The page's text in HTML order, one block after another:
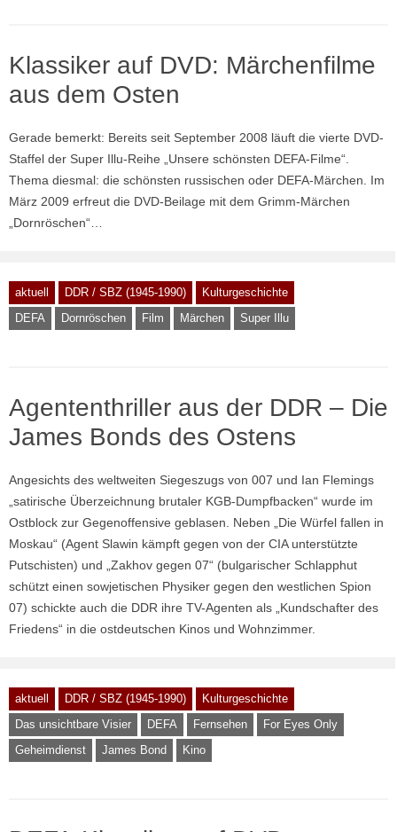
Klassiker auf DVD: Märchenfilme
aus dem Osten
Gerade bemerkt: Bereits seit September 2008 läuft die vierte DVD-
Staffel der Super Illu-Reihe „Unsere schönsten DEFA-Filme“.
Thema diesmal: die schönsten russischen oder DEFA-Märchen. Im
März 2009 erfreut die DVD-Beilage mit dem Grimm-Märchen
„Dornröschen“…
aktuell DDR / SBZ (1945-1990)
Kulturgeschichte
DEFA
Dornröschen Film Märchen Super Illu
Agententhriller aus der DDR – Die
James Bonds des Ostens
Angesichts des weltweiten Siegeszugs von 007 und Ian Flemings
„satirische Überzeichnung brutaler KGB-Dumpfbacken“ wurde im
Ostblock zur Gegenoffensive geblasen. Neben „Die Würfel fallen in
Moskau“ (Agent Slawin kämpft gegen von der CIA unterstützte
Putschisten) und „Zakhov gegen 07“ (bulgarischer Schlapphut
schützt einen sowjetischen Physiker gegen den westlichen Spion
07) schickte auch die DDR ihre TV-Agenten als „Kundschafter des
Friedens“ in die ostdeutschen Kinos und Wohnzimmer.
aktuell DDR / SBZ (1945-1990)
Kulturgeschichte
Das unsichtbare Visier
DEFA Fernsehen
For Eyes Only
Geheimdienst
James Bond Kino